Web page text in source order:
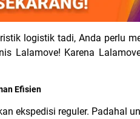
logistik tadi, Anda perlu
Lalamove! Karena
Efisien
ekspedisi reguler. Padahal